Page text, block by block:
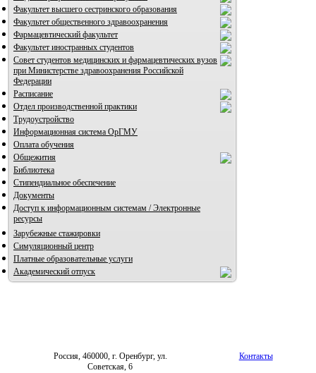
Факультет высшего сестринского образования
Факультет общественного здравоохранения
Фармацевтический факультет
Факультет иностранных студентов
Совет студентов медицинских и фармацевтических вузов
при Министерстве здравоохранения Российской
Федерации
Расписание
Отдел производственной практики
Трудоустройство
Информационная система ОрГМУ
Оплата обучения
Общежития
Библиотека
Стипендиальное обеспечение
Документы
Доступ к информационным системам / Электронные
ресурсы
Зарубежные стажировки
Симуляционный центр
Платные образовательные услуги
Академический отпуск
Россия, 460000, г. Оренбург, ул.
Советская, 6
Контакты